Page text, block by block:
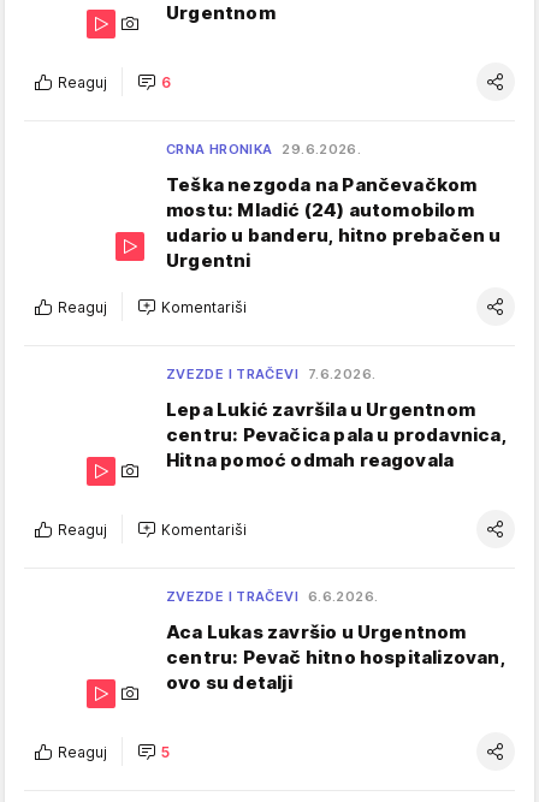
Urgentnom
Reaguj 6
CRNA HRONIKA 29.6.2026.
Teška nezgoda na Pančevačkom
mostu: Mladić (24) automobilom
udario u banderu, hitno prebačen u
Urgentni
Reaguj Komentariši
ZVEZDE I TRAČEVI 7.6.2026.
Lepa Lukić završila u Urgentnom
centru: Pevačica pala u prodavnica,
Hitna pomoć odmah reagovala
Reaguj Komentariši
ZVEZDE I TRAČEVI 6.6.2026.
Aca Lukas završio u Urgentnom
centru: Pevač hitno hospitalizovan,
ovo su detalji
Reaguj 5